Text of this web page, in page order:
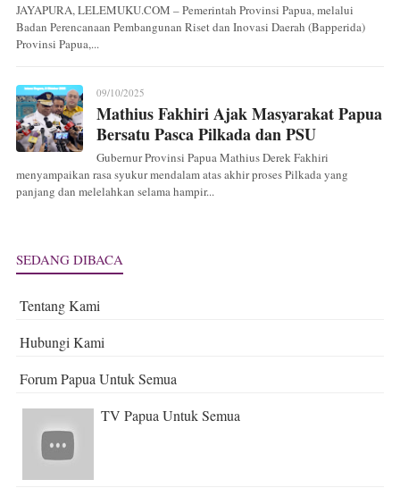
JAYAPURA, LELEMUKU.COM – Pemerintah Provinsi Papua, melalui
Badan Perencanaan Pembangunan Riset dan Inovasi Daerah (Bapperida)
Provinsi Papua,...
09/10/2025
Mathius Fakhiri Ajak Masyarakat Papua
Bersatu Pasca Pilkada dan PSU
Gubernur Provinsi Papua Mathius Derek Fakhiri
menyampaikan rasa syukur mendalam atas akhir proses Pilkada yang
panjang dan melelahkan selama hampir...
SEDANG DIBACA
Tentang Kami
Hubungi Kami
Forum Papua Untuk Semua
TV Papua Untuk Semua